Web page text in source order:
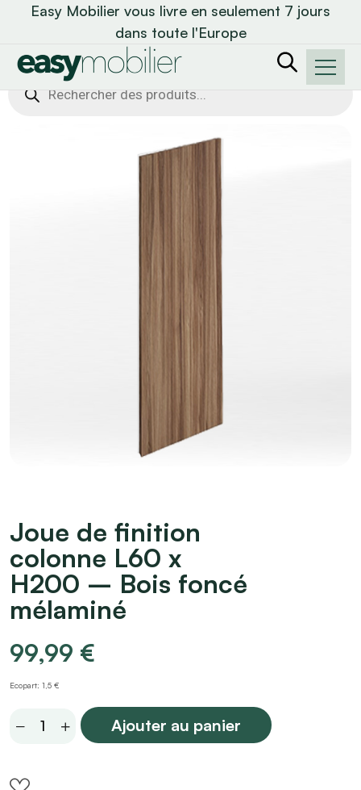
Easy Mobilier vous livre en seulement 7 jours
dans toute l'Europe
Recherche
de
Joue de finition
colonne L60 x
H200 – Bois foncé
mélaminé
99,99 €
Ecopart: 1,5 €
Joue
Ajouter au panier